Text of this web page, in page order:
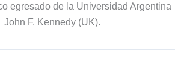
egresado de la Universidad Argentina
John F. Kennedy (UK).